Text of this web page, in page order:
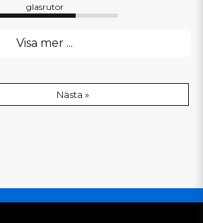
glasrutor
Visa mer ...
Nästa »